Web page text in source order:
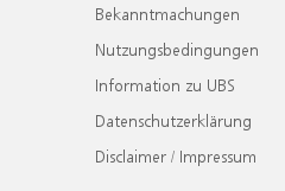
Bekanntmachungen
Nutzungsbedingungen
Information zu UBS
Datenschutzerklärung
Disclaimer / Impressum